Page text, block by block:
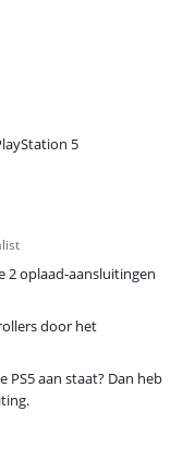
5
2 oplaad-aansluitingen
door het
aan staat? Dan heb